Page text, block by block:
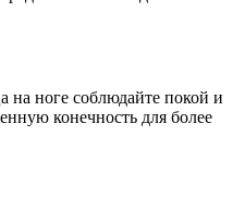
ноге соблюдайте покой и
конечность для более